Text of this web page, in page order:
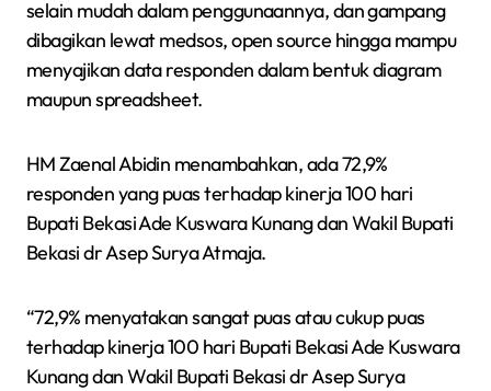
selain mudah dalam penggunaannya, dan gampang
dibagikan lewat medsos, open source hingga mampu
menyajikan data responden dalam bentuk diagram
maupun spreadsheet.
HM Zaenal Abidin menambahkan, ada 72,9%
responden yang puas terhadap kinerja 100 hari
Bupati Bekasi Ade Kuswara Kunang dan Wakil Bupati
Bekasi dr Asep Surya Atmaja.
“72,9% menyatakan sangat puas atau cukup puas
terhadap kinerja 100 hari Bupati Bekasi Ade Kuswara
Kunang dan Wakil Bupati Bekasi dr Asep Surya